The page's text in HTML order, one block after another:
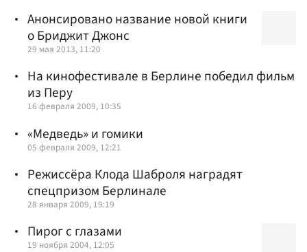
Анонсировано название новой книги
о Бриджит Джонс
29 мая 2013, 11:20
На кинофестивале в Берлине победил фильм
из Перу
16 февраля 2009, 10:35
«Медведь» и гомики
05 февраля 2009, 12:21
Режиссёра Клода Шаброля наградят
спецпризом Берлинале
28 января 2009, 19:19
Пирог с глазами
19 ноября 2004, 12:05